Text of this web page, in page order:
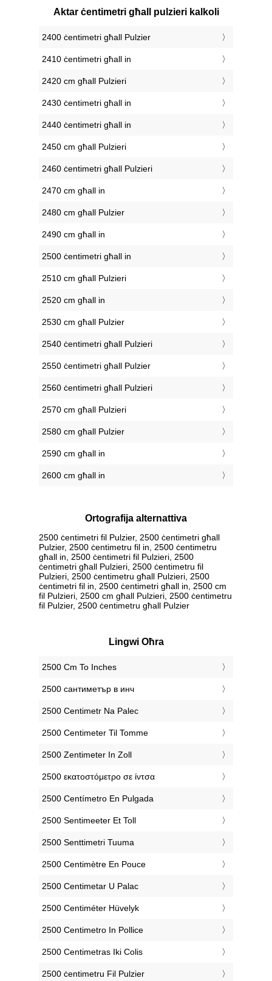
Aktar ċentimetri għall pulzieri kalkoli
2400 ċentimetri għall Pulzier
2410 ċentimetri għall in
2420 cm għall Pulzieri
2430 ċentimetri għall in
2440 ċentimetri għall in
2450 cm għall Pulzieri
2460 ċentimetri għall Pulzieri
2470 cm għall in
2480 cm għall Pulzier
2490 cm għall in
2500 ċentimetri għall in
2510 cm għall Pulzieri
2520 cm għall in
2530 cm għall Pulzier
2540 ċentimetri għall Pulzieri
2550 ċentimetri għall Pulzier
2560 ċentimetri għall Pulzieri
2570 cm għall Pulzieri
2580 cm għall Pulzier
2590 cm għall in
2600 cm għall in
Ortografija alternattiva
2500 ċentimetri fil Pulzier, 2500 ċentimetri għall
Pulzier, 2500 ċentimetru fil in, 2500 ċentimetru
għall in, 2500 ċentimetri fil Pulzieri, 2500
ċentimetri għall Pulzieri, 2500 ċentimetru fil
Pulzieri, 2500 ċentimetru għall Pulzieri, 2500
ċentimetri fil in, 2500 ċentimetri għall in, 2500 cm
fil Pulzieri, 2500 cm għall Pulzieri, 2500 ċentimetru
fil Pulzier, 2500 ċentimetru għall Pulzier
Lingwi Oħra
‎2500 Cm To Inches
‎2500 сантиметър в инч
‎2500 Centimetr Na Palec
‎2500 Centimeter Til Tomme
‎2500 Zentimeter In Zoll
‎2500 εκατοστόμετρο σε ίντσα
‎2500 Centímetro En Pulgada
‎2500 Sentimeeter Et Toll
‎2500 Senttimetri Tuuma
‎2500 Centimètre En Pouce
‎2500 Centimetar U Palac
‎2500 Centiméter Hüvelyk
‎2500 Centimetro In Pollice
‎2500 Centimetras Iki Colis
‎2500 ċentimetru Fil Pulzier